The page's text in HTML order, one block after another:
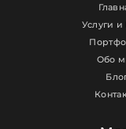
Услуги
Обо